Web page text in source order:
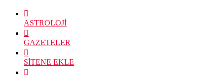
ASTROLOJİ
GAZETELER
SİTENE EKLE